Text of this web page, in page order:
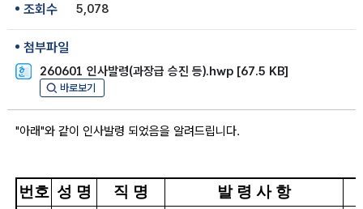
조회수 5,078
첨부파일
260601 인사발령(과장급 승진 등).hwp [67.5 KB]
바로보기
"아래"와 같이 인사발령 되었음을 알려드립니다.
번호 성 명 직 명 발 령 사 항